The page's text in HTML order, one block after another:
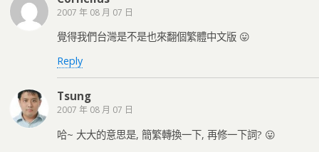
2007 年 08 月 07 日
覺得我們台灣是不是也來翻個繁體中文版 😛
Reply
Tsung
2007 年 08 月 07 日
哈~ 大大的意思是, 簡繁轉換一下, 再修一下詞? 😛